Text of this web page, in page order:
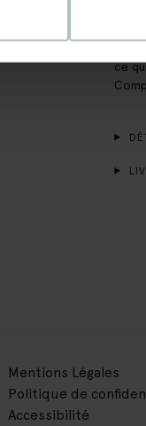
ce
Mentions Légales
Politique de
Accessibilité